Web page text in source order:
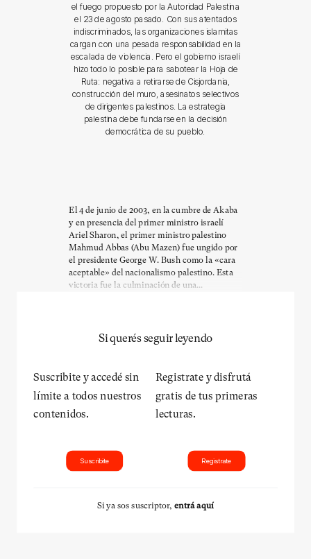
el fuego propuesto por la Autoridad Palestina
el 23 de agosto pasado. Con sus atentados
indiscriminados, las organizaciones islamitas
cargan con una pesada responsabilidad en la
escalada de violencia. Pero el gobierno israelí
hizo todo lo posible para sabotear la Hoja de
Ruta: negativa a retirarse de Cisjordania,
construcción del muro, asesinatos selectivos
de dirigentes palestinos. La estrategia
palestina debe fundarse en la decisión
democrática de su pueblo.
El 4 de junio de 2003, en la cumbre de Akaba
y en presencia del primer ministro israelí
Ariel Sharon, el primer ministro palestino
Mahmud Abbas (Abu Mazen) fue ungido por
el presidente George W. Bush como la «cara
aceptable» del nacionalismo palestino. Esta
victoria fue la culminación de una...
Si querés seguir leyendo
Suscribite y accedé sin
límite a todos nuestros
contenidos.
Suscribite
Registrate y disfrutá
gratis de tus primeras
lecturas.
Registrate
Si ya sos suscriptor, entrá aquí